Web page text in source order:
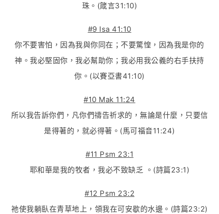
珠。(箴言31:10)
#9 Isa 41:10
你不要害怕，因為我與你同在；不要驚惶，因為我是你的
神。我必堅固你，我必幫助你；我必用我公義的右手扶持
你。(以賽亞書41:10)
#10 Mak 11:24
所以我告訴你們，凡你們禱告祈求的，無論是什麼，只要信
是得著的，就必得著。(馬可福音11:24)
#11 Psm 23:1
耶和華是我的牧者，我必不致缺乏 。(詩篇23:1)
#12 Psm 23:2
祂使我躺臥在青草地上，領我在可安歇的水邊。(詩篇23:2)